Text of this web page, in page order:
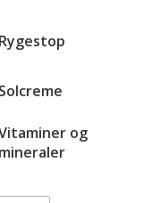
Rygestop
Solcreme
og
mineraler